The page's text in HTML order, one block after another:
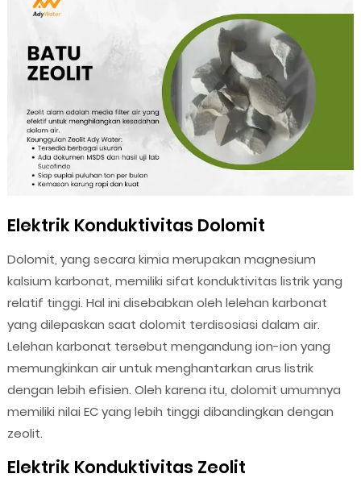
Elektrik Konduktivitas Dolomit
Dolomit, yang secara kimia merupakan magnesium
kalsium karbonat, memiliki sifat konduktivitas listrik yang
relatif tinggi. Hal ini disebabkan oleh lelehan karbonat
yang dilepaskan saat dolomit terdisosiasi dalam air.
Lelehan karbonat tersebut mengandung ion-ion yang
memungkinkan air untuk menghantarkan arus listrik
dengan lebih efisien. Oleh karena itu, dolomit umumnya
memiliki nilai EC yang lebih tinggi dibandingkan dengan
zeolit.
Elektrik Konduktivitas Zeolit